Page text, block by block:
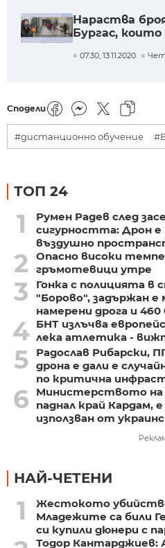
Нараства
Бургас,
07:30, 13.11.2020
Сподели
#дистанционно обучение
ТОП 24
1
Румен Радев след
сигурността: Дрон е
въздушно
2
Опасно високи
гръмотевици утре
3
Гонка с полицията в
"Борово", задържан е
намерени дрога и 460
4 БНТ излъчва
лека атлетика -
5
Радослав Рибарски,
дрона е дали е
по критична
6
Министерството
паднал край Кардам,
използван от
НАЙ-ЧЕТЕНИ
1
Жестокото
Младежите са били
си купили дюнери с
Тодор Кантарджиев: